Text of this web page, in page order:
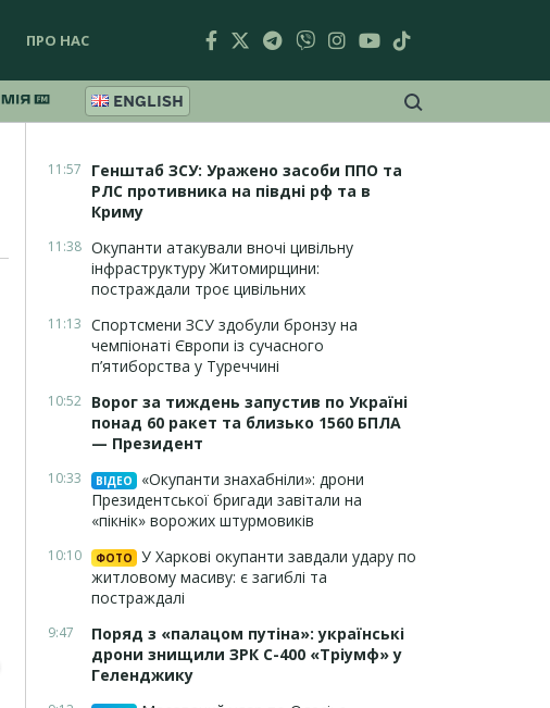
ПРО НАС
ENGLISH
11:57
Генштаб ЗСУ: Уражено засоби ППО та
РЛС противника на півдні рф та в
Криму
11:38 Окупанти атакували вночі цивільну
інфраструктуру Житомирщини:
постраждали троє цивільних
11:13 Спортсмени ЗСУ здобули бронзу на
чемпіонаті Європи із сучасного
п’ятиборства у Туреччині
10:52 Ворог за тиждень запустив по Україні
понад 60 ракет та близько 1560 БПЛА
— Президент
10:33 ВІДЕО
«Окупанти знахабніли»: дрони
Президентської бригади завітали на
«пікнік» ворожих штурмовиків
10:10 ФОТО
У Харкові окупанти завдали удару по
житловому масиву: є загиблі та
постраждалі
9:47
Поряд з «палацом путіна»: українські
дрони знищили ЗРК С-400 «Тріумф» у
Геленджику